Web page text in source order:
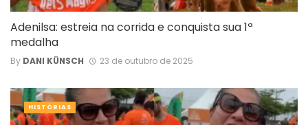
Adenilsa: estreia na corrida e conquista sua 1ª
medalha
By DANI KÜNSCH 23 de outubro de 2025
HISTÓRIAS